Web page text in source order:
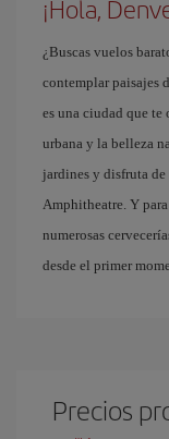
¡Hola,
¿Buscas vuelos
contemplar paisajes
es una ciudad que te
urbana y la belleza
jardines y disfruta
Amphitheatre. Y
numerosas
desde el primer
Precios